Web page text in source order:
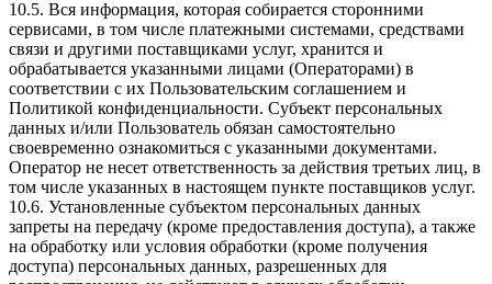
10.5. Вся информация, которая собирается сторонними
сервисами, в том числе платежными системами, средствами
связи и другими поставщиками услуг, хранится и
обрабатывается указанными лицами (Операторами) в
соответствии с их Пользовательским соглашением и
Политикой конфиденциальности. Субъект персональных
данных и/или Пользователь обязан самостоятельно
своевременно ознакомиться с указанными документами.
Оператор не несет ответственность за действия третьих лиц, в
том числе указанных в настоящем пункте поставщиков услуг.
10.6. Установленные субъектом персональных данных
запреты на передачу (кроме предоставления доступа), а также
на обработку или условия обработки (кроме получения
доступа) персональных данных, разрешенных для